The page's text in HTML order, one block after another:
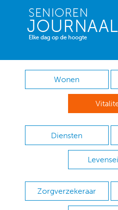
Wonen
Diensten
Zorgverzekeraar